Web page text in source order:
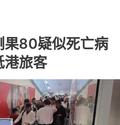
果80疑似死亡病
旅客